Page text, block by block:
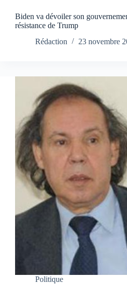
Biden va dévoiler son
résistance de Trump
Rédaction
23 novembre
Politique